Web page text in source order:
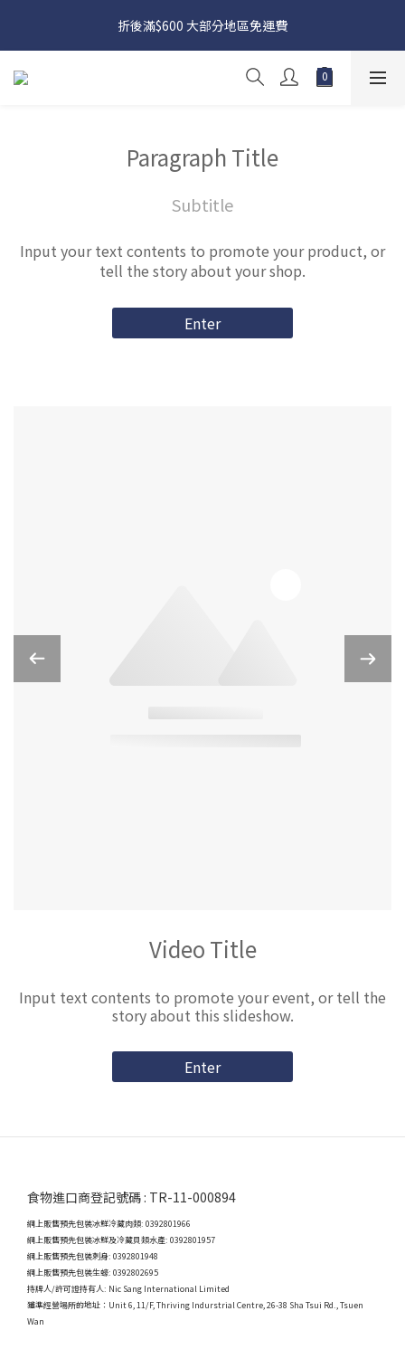
日本接近假期，貨源較不穩定；如想在 8 月 11 日至 8 月 15 日收
貨，請務必於 8 月 10 日前落單
折後滿$600 大部分地區免運費
日本接近假期，貨源較不穩定；如想在 8 月 11 日至 8 月 15 日收
貨，請務必於 8 月 10 日前落單
Paragraph Title
Subtitle
Input your text contents to promote your product, or
tell the story about your shop.
Enter
Video Title
Input text contents to promote your event, or tell the
story about this slideshow.
Enter
食物進口商登記號碼 : TR-11-000894
網上販售預先包裝冰鮮冷藏肉類: 0392801966
網上販售預先包裝冰鮮及冷藏貝類水產: 0392801957
網上販售預先包裝刺身: 0392801948
網上販售預先包裝生蠔: 0392802695
持牌人/許可證持有人: Nic Sang International Limited
獲準經營場所的地址： Unit 6, 11/F, Thriving Indurstrial Centre, 26-38 Sha Tsui Rd., Tsuen
Wan